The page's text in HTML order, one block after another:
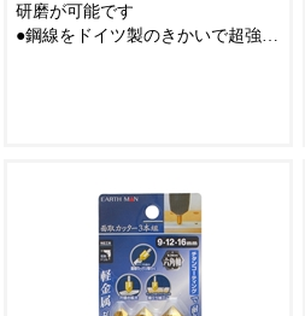
研磨が可能です
●鋼線をドイツ製のきかいで超強力
●すべての商品でバランステストを
行っており、使用時の振動が非常
に少なく安定した作業が出来ます